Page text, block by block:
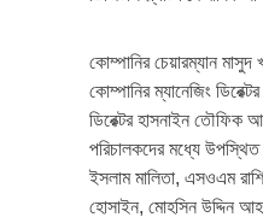
কোম্পানির চেয়ারম্যান
কোম্পানির ম্যানেজিং
ডিরেক্টর হাসনাইন তৌফিক
পরিচালকদের মধ্যে
ইসলাম মালিতা, এসওএম
হোসাইন, মোহসিন উদ্দিন